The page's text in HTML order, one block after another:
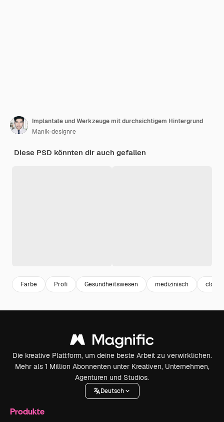
Implantate und Werkzeuge mit durchsichtigem Hintergrund
Manik-designre
Diese PSD könnten dir auch gefallen
Farbe Profi Gesundheitswesen medizinisch
Die kreative Plattform, um deine beste Arbeit zu verwirklichen.
Mehr als 1 Million Abonnenten unter Kreativen, Unternehmen,
Agenturen und Studios.
Deutsch
Produkte